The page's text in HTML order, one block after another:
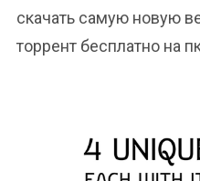
скачать самую новую
торрент бесплатно на